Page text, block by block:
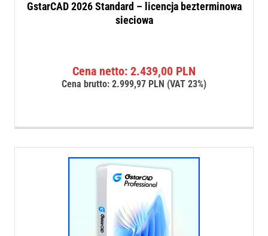
GstarCAD 2026 Standard – licencja bezterminowa
sieciowa
Cena netto:2.439,00 PLN
Cena brutto:2.999,97 PLN (VAT 23%)